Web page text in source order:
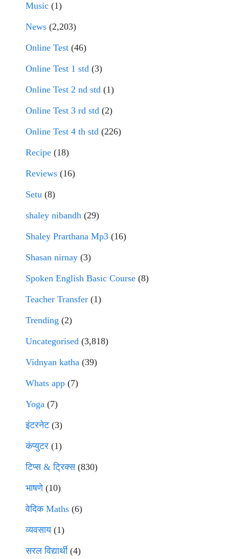
Music (1)
News (2,203)
Online Test (46)
Online Test 1 std (3)
Online Test 2 nd std (1)
Online Test 3 rd std (2)
Online Test 4 th std (226)
Recipe (18)
Reviews (16)
Setu (8)
shaley nibandh (29)
Shaley Prarthana Mp3 (16)
Shasan nirnay (3)
Spoken English Basic Course (8)
Teacher Transfer (1)
Trending (2)
Uncategorised (3,818)
Vidnyan katha (39)
Whats app (7)
Yoga (7)
इंटरनेट(3)
कंप्युटर (1)
टिप्स & ट्रिक्स(830)
भाषणे(10)
वेदिक Maths (6)
व्यवसाय(1)
सरल विद्यार्थी(4)